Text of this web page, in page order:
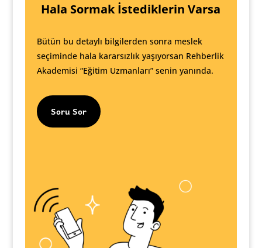
Hala Sormak İstediklerin Varsa
Bütün bu detaylı bilgilerden sonra meslek
seçiminde hala kararsızlık yaşıyorsan Rehberlik
Akademisi “Eğitim Uzmanları” senin yanında.
Soru Sor